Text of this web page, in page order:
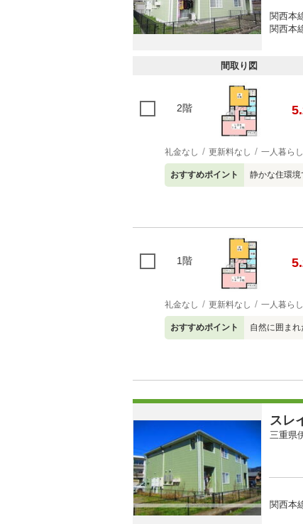
関西本
関西本
間取り図
2階
礼金なし 更新料なし 一人暮らし
おすすめポイント 静かな住環境
1階
礼金なし 更新料なし 一人暮らし
おすすめポイント 自然に囲まれ
スレ
三重県
関西本